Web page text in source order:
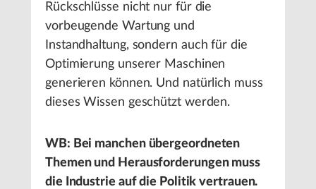
Rückschlüsse nicht nur für die
vorbeugende Wartung und
Instandhaltung, sondern auch für die
Optimierung unserer Maschinen
generieren können. Und natürlich muss
dieses Wissen geschützt werden.
WB: Bei manchen übergeordneten
Themen und Herausforderungen muss
die Industrie auf die Politik vertrauen.